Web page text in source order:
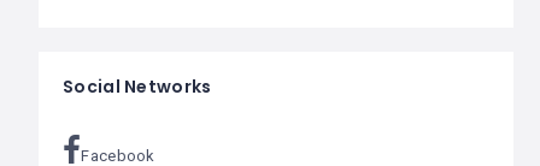
Social Networks
Facebook